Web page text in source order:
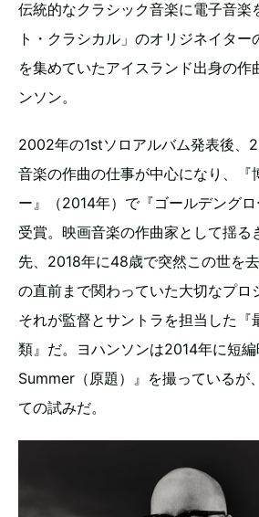
伝統的なクラシック音楽に電子音楽
ト・クラシカル」のオリジネイター
を集めていたアイスランド出身の作
ンソン。
2002年の1stソロアルバム発表後、
音楽の作曲の仕事が中心になり、『
ー』（2014年）で『ゴールデング
受賞。映画音楽の作曲家として揺る
先、2018年に48歳で突然この世を
の直前まで関わっていた大切なプロ
それが監督とサントラを担当した『
類』だ。ヨハンソンは2014年に短
Summer（原題）』を撮っているが
ての試みだ。